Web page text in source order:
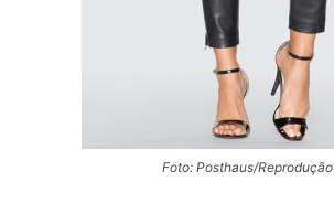
Foto: Posthaus/Reprodução